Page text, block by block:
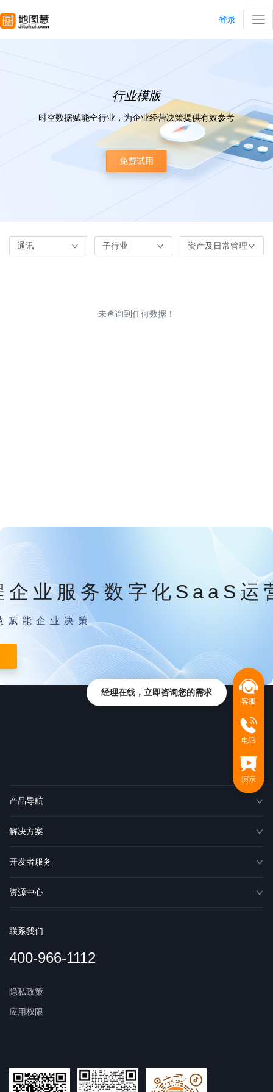
登录
行业模版
时空数据赋能全行业，为企业经营决策提供有效参考
免费试用
通讯 子行业 资产及日常管理
未查询到任何数据！
企业服务数字化SaaS运
赋能企业决策
产品导航
解决方案
开发者服务
资源中心
联系我们
400-966-1112
隐私政策
应用权限
客服
电话
演示
经理在线，立即咨询您的需求